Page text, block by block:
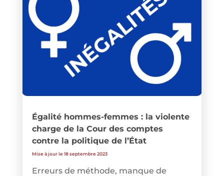
Égalité hommes-femmes : la violente
charge de la Cour des comptes
contre la politique de l’État
Mise à jour le 18 septembre 2023
Erreurs de méthode, manque de